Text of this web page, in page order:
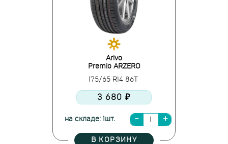
Arivo
Premio ARZERO
175/65 R14 86T
3 680 ₽
на складе: 1шт.
В КОРЗИНУ